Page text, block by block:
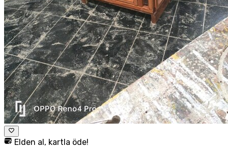
Elden al, kartla öde!